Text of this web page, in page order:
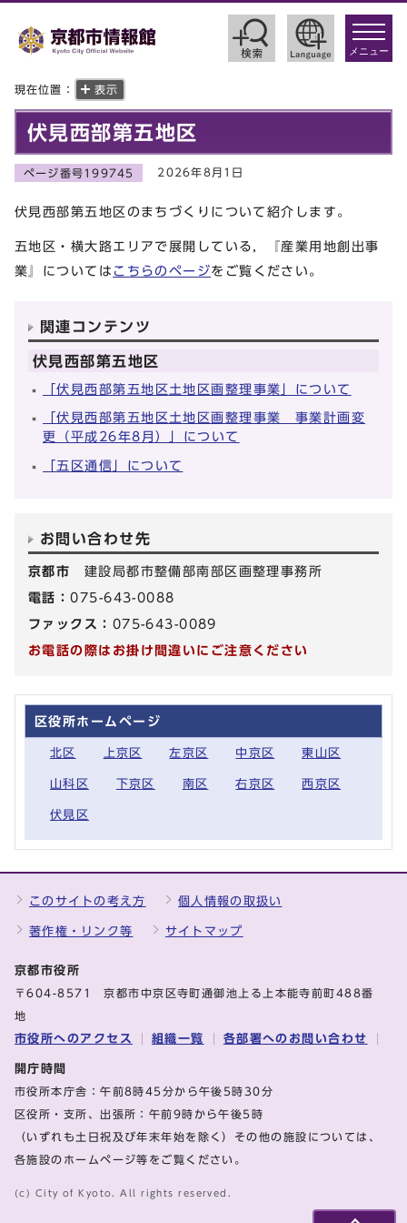
toggle
メニュー
現在位置： 表示
伏見西部第五地区
ページ番号199745 2026年8月1日
伏見西部第五地区のまちづくりについて紹介します。
五地区・横大路エリアで展開している，『産業用地創出事
業』については こちらのページをご覧ください。
関連コンテンツ
伏見西部第五地区
「伏見西部第五地区土地区画整理事業」について
「伏見西部第五地区土地区画整理事業 事業計画変
更（平成26年8月）」について
「五区通信」について
お問い合わせ先
京都市 建設局都市整備部南部区画整理事務所
電話：075-643-0088
ファックス： 075-643-0089
お電話の際はお掛け間違いにご注意ください
区役所ホームページ
北区 上京区 左京区 中京区 東山区
山科区 下京区 南区 右京区 西京区
伏見区
このサイトの考え方 個人情報の取扱い
著作権・リンク等 サイトマップ
京都市役所
〒604-8571 京都市中京区寺町通御池上る上本能寺前町488番
地
市役所へのアクセス 組織一覧 各部署へのお問い合わせ
開庁時間
市役所本庁舎：午前8時45分から午後5時30分
区役所・支所、出張所：午前9時から午後5時
（いずれも土日祝及び年末年始を除く）その他の施設については、
各施設のホームページ等をご覧ください。
(c) City of Kyoto. All rights reserved.